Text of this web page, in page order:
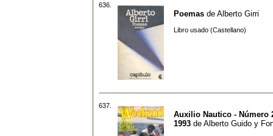
636.
Poemas de Alberto Girri
Libro usado (Castellano)
637.
Auxilio Nautico - Número
1993 de Alberto Guido y